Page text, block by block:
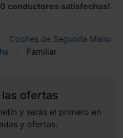
conductores satisfechos!
Coches de Segunda Mano
Familiar
ofertas
y serás el primero en
y ofertas.